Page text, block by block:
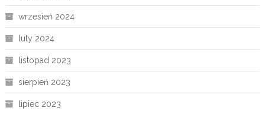
wrzesień 2024
luty 2024
listopad 2023
sierpień 2023
lipiec 2023